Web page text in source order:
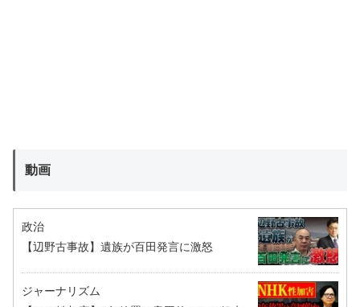
動画
政治
【辺野古事故】遺族が百田発言に激怒
ジャーナリズム